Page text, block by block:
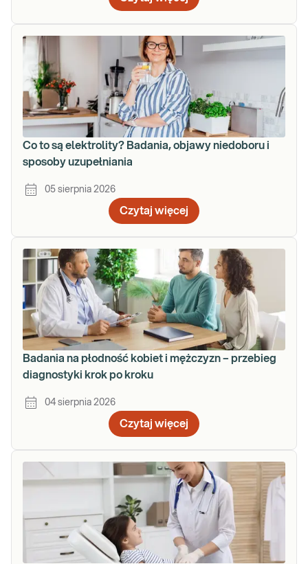
Co to są elektrolity? Badania, objawy niedoboru i
sposoby uzupełniania
05 sierpnia 2026
Czytaj więcej
Badania na płodność kobiet i mężczyzn – przebieg
diagnostyki krok po kroku
04 sierpnia 2026
Czytaj więcej